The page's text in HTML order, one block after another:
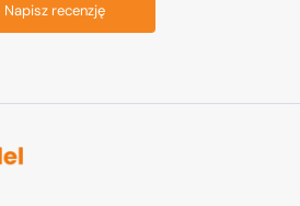
Napisz recenzję